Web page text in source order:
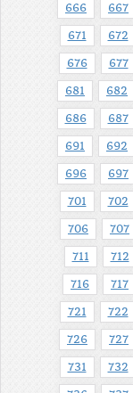
666 667
671 672
676 677
681 682
686 687
691 692
696 697
701 702
706 707
711 712
716 717
721 722
726 727
731 732